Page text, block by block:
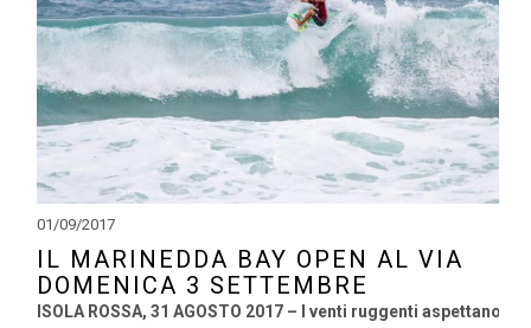
01/09/2017
IL MARINEDDA BAY OPEN AL VIA
DOMENICA 3 SETTEMBRE
ISOLA ROSSA, 31 AGOSTO 2017 – I venti ruggenti aspettano